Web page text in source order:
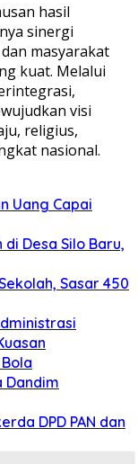
hasil
sinergi
masyarakat
kuat. Melalui
visi
religius,
nasional.
Uang Capai
Desa Silo Baru,
Sasar 450
Dandim
DPD PAN dan